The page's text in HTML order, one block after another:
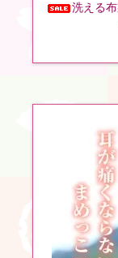
洗える